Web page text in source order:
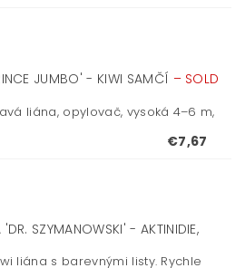
JUMBO' - KIWI SAMČÍ – SOLD
liána, opylovač, vysoká 4–6 m,
€7,67
SZYMANOWSKI' - AKTINIDIE,
liána s barevnými listy. Rychle